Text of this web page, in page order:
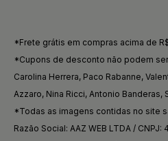
*Frete grátis em compras acima de
*Cupons de desconto não podem
Carolina Herrera, Paco Rabanne,
Azzaro, Nina Ricci, Antonio Banderas,
*Todas as imagens contidas no site
Razão Social: AAZ WEB LTDA /